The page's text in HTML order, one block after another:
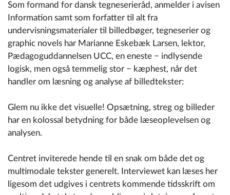
Som formand for dansk tegneserieråd, anmelder i avisen
Information samt som forfatter til alt fra
undervisningsmaterialer til billedbøger, tegneserier og
graphic novels har Marianne Eskebæk Larsen, lektor,
Pædagoguddannelsen UCC, en eneste − indlysende
logisk, men også temmelig stor − kæphest, når det
handler om læsning og analyse af billedtekster:
Glem nu ikke det visuelle! Opsætning, streg og billeder
har en kolossal betydning for både læseoplevelsen og
analysen.
Centret inviterede hende til en snak om både det og
multimodale tekster generelt. Interviewet kan læses her
ligesom det udgives i centrets kommende tidsskrift om